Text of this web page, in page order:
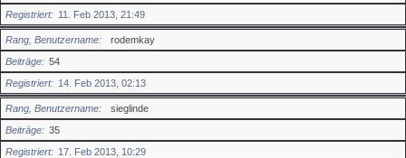
Registriert
11. Feb 2013, 21:49
Rang, Benutzername
rodemkay
Beiträge
54
Registriert
14. Feb 2013, 02:13
Rang, Benutzername
sieglinde
Beiträge
35
Registriert
17. Feb 2013, 10:29